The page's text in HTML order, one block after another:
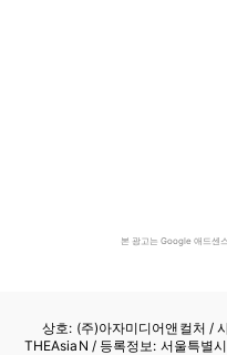
본 광고는 Google 애드센
상호: (주)아자미디어앤컬처 /
THEAsiaN / 등록정보: 서울특별